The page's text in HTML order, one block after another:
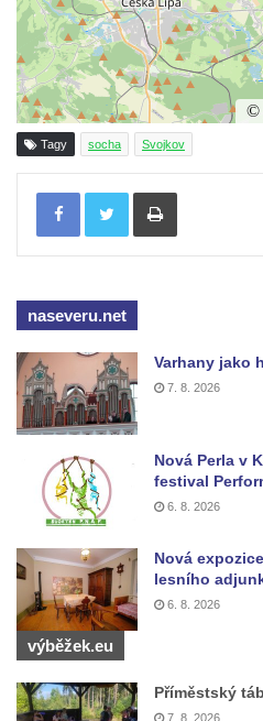
Budějovicích
Socha S tebou v parku na
náměstí v Českých Budějovicích
Socha Tornádo v parku na
náměstí v Českých Budějovicích
Sousoší Humanoidi na Lannově
Českých Budějovicích
Pomník Vojtěcha Adalberta
Pomník Přemysla Otakara II. v
Socha Mateřství v parku Na
Českých Budějovicích
Sadech v Českých Budějovicích
Poslední dochovaný tramvajový
Socha Civilizovaní na Husově
Českých Budějovicích
Socha svatého Jana
Sadech u Mlýnské stoky v
Budějovicích
Tagy socha Svojkov
Tisknout
naseveru.net
Varhany jako
7. 8. 2026
Nová Perla v
festival
6. 8. 2026
Nová
lesního
6. 8. 2026
výběžek.eu
Příměstský
7. 8. 2026